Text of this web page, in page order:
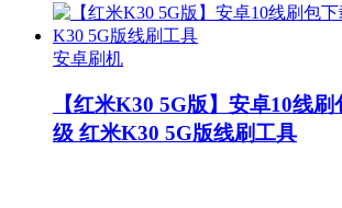
安卓刷机
【红米K30 5G版】安卓10线
级 红米K30 5G版线刷工具